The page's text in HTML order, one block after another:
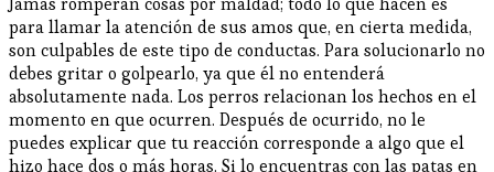
para llamar la atención de sus amos que, en cierta medida,
son culpables de este tipo de conductas. Para solucionarlo no
debes gritar o golpearlo, ya que él no entenderá
absolutamente nada. Los perros relacionan los hechos en el
momento en que ocurren. Después de ocurrido, no le
puedes explicar que tu reacción corresponde a algo que el
hizo hace dos o más horas. Si lo encuentras con las patas en